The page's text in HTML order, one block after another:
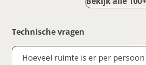
Technische vragen
Hoeveel ruimte is er per